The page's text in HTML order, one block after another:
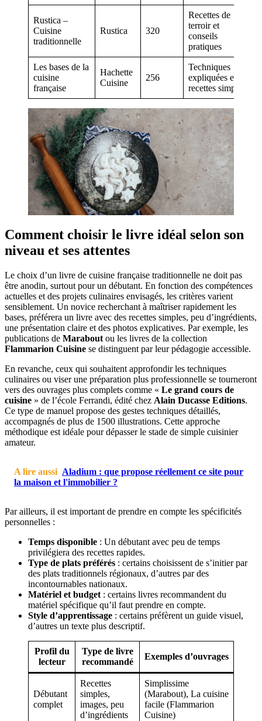
Rustica –
Cuisine
traditionnelle
Rustica 320
Recettes de
terroir et
conseils
pratiques
Les bases de la
cuisine
française
Hachette
Cuisine
256
Techniques
expliquées et
recettes simples
Comment choisir le livre idéal selon son
niveau et ses attentes
Le choix d’un livre de cuisine française traditionnelle ne doit pas
être anodin, surtout pour un débutant. En fonction des compétences
actuelles et des projets culinaires envisagés, les critères varient
sensiblement. Un novice recherchant à maîtriser rapidement les
bases, préférera un livre avec des recettes simples, peu d’ingrédients,
une présentation claire et des photos explicatives. Par exemple, les
publications de Marabout ou les livres de la collection
Flammarion Cuisine se distinguent par leur pédagogie accessible.
En revanche, ceux qui souhaitent approfondir les techniques
culinaires ou viser une préparation plus professionnelle se tourneront
vers des ouvrages plus complets comme « Le grand cours de
cuisine » de l’école Ferrandi, édité chez Alain Ducasse Editions.
Ce type de manuel propose des gestes techniques détaillés,
accompagnés de plus de 1500 illustrations. Cette approche
méthodique est idéale pour dépasser le stade de simple cuisinier
amateur.
A lire aussi Aladium : que propose réellement ce site pour
la maison et l'immobilier ?
Par ailleurs, il est important de prendre en compte les spécificités
personnelles :
Temps disponible : Un débutant avec peu de temps
privilégiera des recettes rapides.
Type de plats préférés : certains choisissent de s’initier par
des plats traditionnels régionaux, d’autres par des
incontournables nationaux.
Matériel et budget : certains livres recommandent du
matériel spécifique qu’il faut prendre en compte.
Style d’apprentissage : certains préfèrent un guide visuel,
d’autres un texte plus descriptif.
Profil du
lecteur
Type de livre
recommandé
Exemples d’ouvrages
Débutant
complet
Recettes
simples,
images, peu
d’ingrédients
Simplissime
(Marabout), La cuisine
facile (Flammarion
Cuisine)